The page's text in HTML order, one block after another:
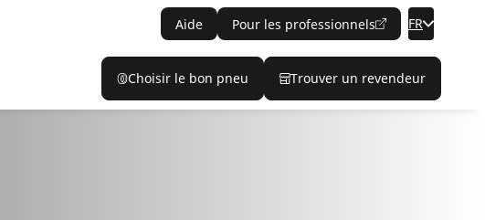
Aide Pour les professionnels FR
Choisir le bon pneu Trouver un revendeur